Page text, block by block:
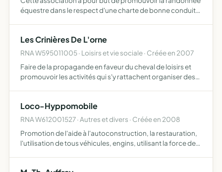
équestre dans le respect d'une charte de bonne conduite,
Les Crinières De L'orne
RNA W595011005 · Loisirs et vie sociale · Créée en 2007
Faire de la propagande en faveur du cheval de loisirs et
promouvoir les activités qui s'y rattachent organiser des
aux e…
Loco-Hyppomobile
RNA W612001527 · Autres et divers · Créée en 2008
Promotion de l'aide à l'autoconstruction, la restauration,
l'utilisation de tous véhicules, engins, utilisant la force des